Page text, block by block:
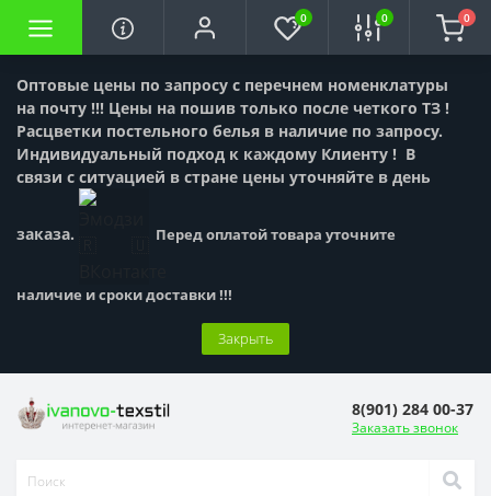
Оптовые цены по запросу с перечнем номенклатуры
на почту !!! Цены на пошив только после четкого ТЗ !
Расцветки постельного белья в наличие по запросу.
Индивидуальный подход к каждому Клиенту ! В
связи с ситуацией в стране цены уточняйте в день
заказа. Перед оплатой товара уточните
наличие и сроки доставки !!!
Закрыть
0 0 0
8(901) 284 00-37
Заказать звонок